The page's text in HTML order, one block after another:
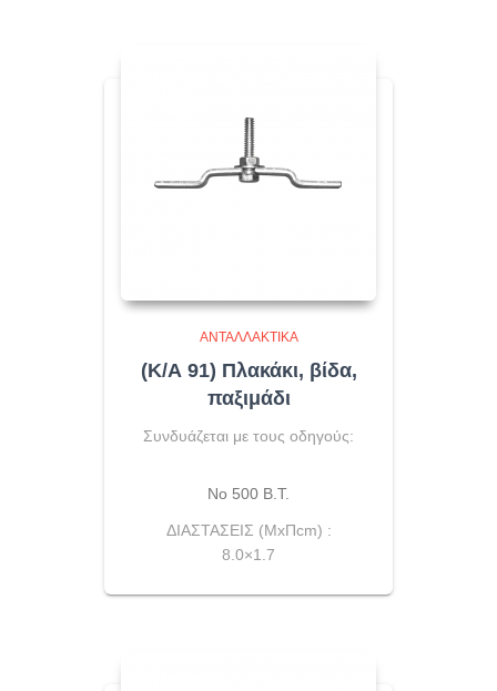
ΑΝΤΑΛΛΑΚΤΙΚΆ
(Κ/Α 91) Πλακάκι, βίδα,
παξιμάδι
Συνδυάζεται με τους οδηγούς:
Νο 500 Β.Τ.
ΔΙΑΣΤΑΣΕΙΣ (ΜxΠcm) :
8.0×1.7